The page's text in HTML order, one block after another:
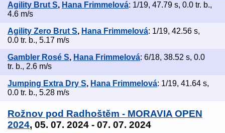
Agility Brut S, Hana Frimmelová: 1/19, 47.79 s, 0.0 tr. b.,
4.6 m/s
Agility Zero Brut S, Hana Frimmelová: 1/19, 42.56 s,
0.0 tr. b., 5.17 m/s
Gambler Rosé S, Hana Frimmelová: 6/18, 38.52 s, 0.0
tr. b., 2.6 m/s
Jumping Extra Dry S, Hana Frimmelová: 1/19, 41.64 s,
0.0 tr. b., 5.28 m/s
Rožnov pod Radhoštěm - MORAVIA OPEN
2024, 05. 07. 2024 - 07. 07. 2024